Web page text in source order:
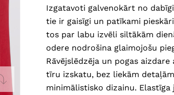
Izgatavoti galvenokārt no
tie ir gaisīgi un patīkami
tos par labu izvēli siltākām
odere nodrošina glaimojošu
Rāvējslēdzēja un pogas aizdare
tīru izskatu, bez liekām
minimālistisko dizainu. Elastīga